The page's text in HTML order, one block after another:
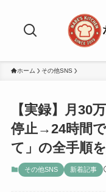
ホーム その他SNS
【実録】月30
停止→24時間
て」の全手順
その他SNS 新着記事